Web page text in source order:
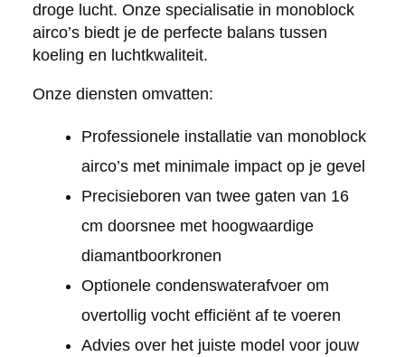
droge lucht. Onze specialisatie in monoblock
airco’s biedt je de perfecte balans tussen
koeling en luchtkwaliteit.
Onze diensten omvatten:
Professionele installatie van monoblock
airco’s met minimale impact op je gevel
Precisieboren van twee gaten van 16
cm doorsnee met hoogwaardige
diamantboorkronen
Optionele condenswaterafvoer om
overtollig vocht efficiënt af te voeren
Advies over het juiste model voor jouw